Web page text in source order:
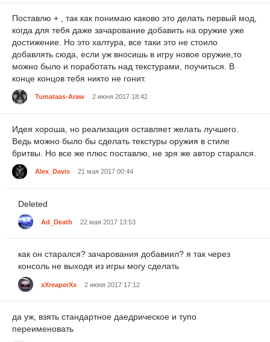
Поставлю + , так как понимаю каково это делать первый мод,
когда для тебя даже зачарование добавить на оружие уже
достижение. Но это халтура, все таки это не стоило
добавлять сюда, если уж вносишь в игру новое оружие,то
можно было и поработать над текстурами, поучиться. В
конце концов тебя никто не гонит.
Tumataas-Araw 2 июня 2017 18:42
Идея хороша, но реализация оставляет желать лучшего.
Ведь можно было бы сделать текстуры оружия в стиле
бритвы. Но все же плюс поставлю, не зря же автор старался.
Alex_Davis 21 мая 2017 00:44
Deleted
Ad_Death 22 мая 2017 13:53
как он старался? зачарования добавиил? я так через
консоль не выходя из игры могу сделать
xXreaperXx 2 июня 2017 17:12
да уж, взять стандартное даедрическое и тупо
переименовать